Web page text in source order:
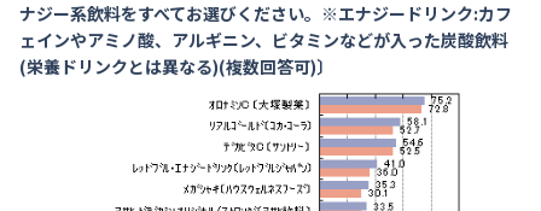
ナジー系飲料をすべてお選びください。※エナジードリンク:カフ
ェインやアミノ酸、アルギニン、ビタミンなどが入った炭酸飲料
(栄養ドリンクとは異なる)(複数回答可)〕